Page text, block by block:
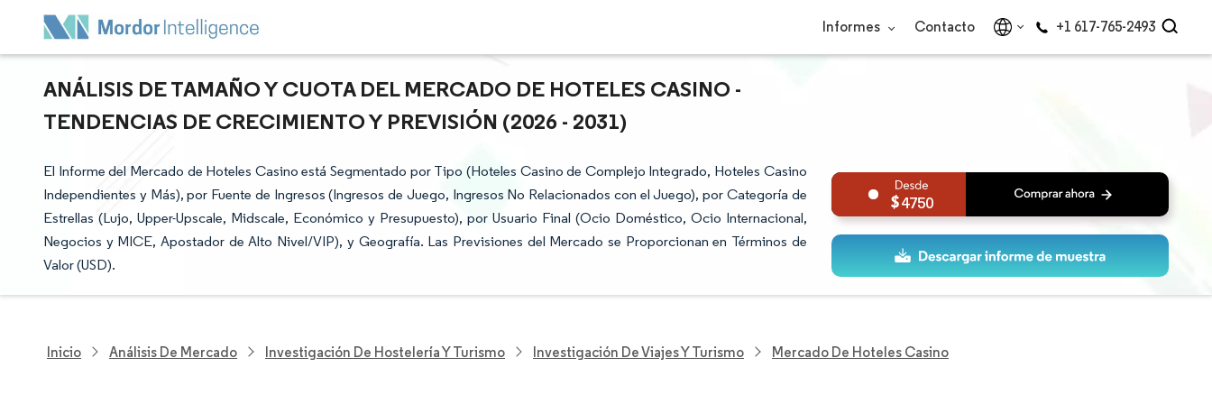
Informes Contacto +1 617-765-2493
ANÁLISIS DE TAMAÑO Y CUOTA DEL MERCADO DE HOTELES CASINO -
TENDENCIAS DE CRECIMIENTO Y PREVISIÓN (2026 - 2031)
El Informe del Mercado de Hoteles Casino está Segmentado por Tipo (Hoteles Casino de Complejo Integrado, Hoteles Casino
Independientes y Más), por Fuente de Ingresos (Ingresos de Juego, Ingresos No Relacionados con el Juego), por Categoría de
Estrellas (Lujo, Upper-Upscale, Midscale, Económico y Presupuesto), por Usuario Final (Ocio Doméstico, Ocio Internacional,
Negocios y MICE, Apostador de Alto Nivel/VIP), y Geografía. Las Previsiones del Mercado se Proporcionan en Términos de
Valor (USD).
4750
Inicio Análisis De Mercado Investigación De Hostelería Y Turismo Investigación De Viajes Y Turismo Mercado De Hoteles Casino